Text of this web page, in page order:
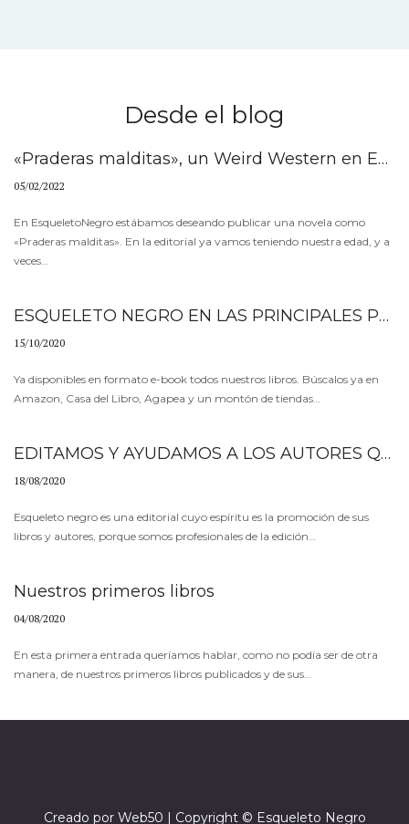
Desde el blog
«Praderas malditas», un Weird Western en EsqueletoNegro
05/02/2022
En EsqueletoNegro estábamos deseando publicar una novela como
«Praderas malditas». En la editorial ya vamos teniendo nuestra edad, y a
veces…
ESQUELETO NEGRO EN LAS PRINCIPALES PLATAFORMAS DIGITALES
15/10/2020
Ya disponibles en formato e-book todos nuestros libros. Búscalos ya en
Amazon, Casa del Libro, Agapea y un montón de tiendas…
EDITAMOS Y AYUDAMOS A LOS AUTORES QUE DESEEN AUTOEDITAR
18/08/2020
Esqueleto negro es una editorial cuyo espíritu es la promoción de sus
libros y autores, porque somos profesionales de la edición…
Nuestros primeros libros
04/08/2020
En esta primera entrada queríamos hablar, como no podía ser de otra
manera, de nuestros primeros libros publicados y de sus…
Creado por Web50 | Copyright © Esqueleto Negro